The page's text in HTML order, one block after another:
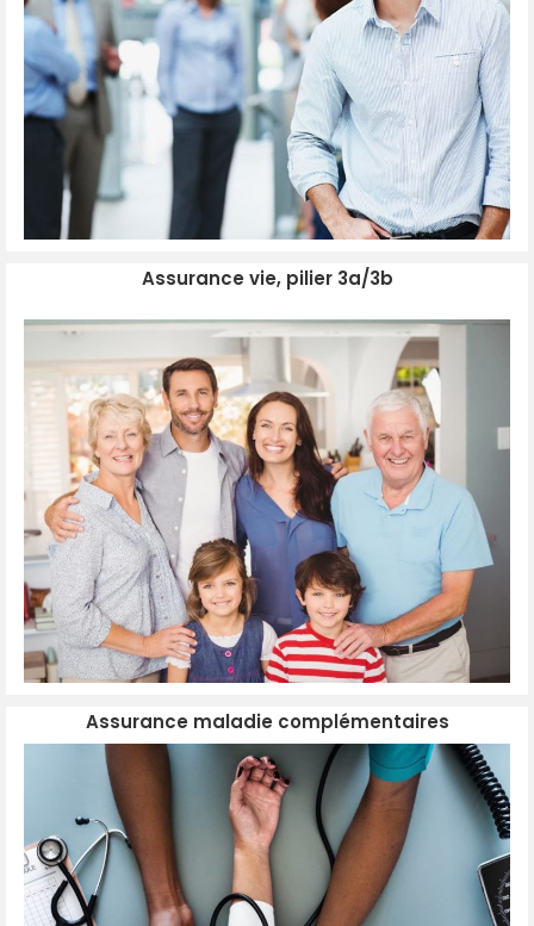
Assurance vie, pilier 3a/3b
Assurance maladie complémentaires